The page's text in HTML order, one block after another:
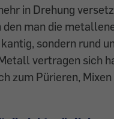
in Drehung
man die
sondern rund
vertragen sich
zum Pürieren,